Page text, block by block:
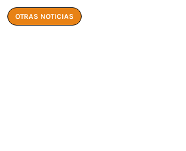
OTRAS NOTICIAS